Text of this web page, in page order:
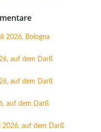
2026, Bologna
auf dem Darß
auf dem Darß
auf dem Darß
2026, auf dem Darß